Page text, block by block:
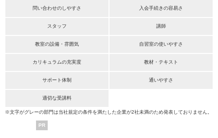
問い合わせのしやすさ 入会手続きの容易さ
スタッフ 講師
教室の設備・雰囲気 自習室の使いやすさ
カリキュラムの充実度 教材・テキスト
サポート体制 通いやすさ
適切な受講料
※文字がグレーの部門は当社規定の条件を満たした企業が2社未満のため発表しておりません。
PR